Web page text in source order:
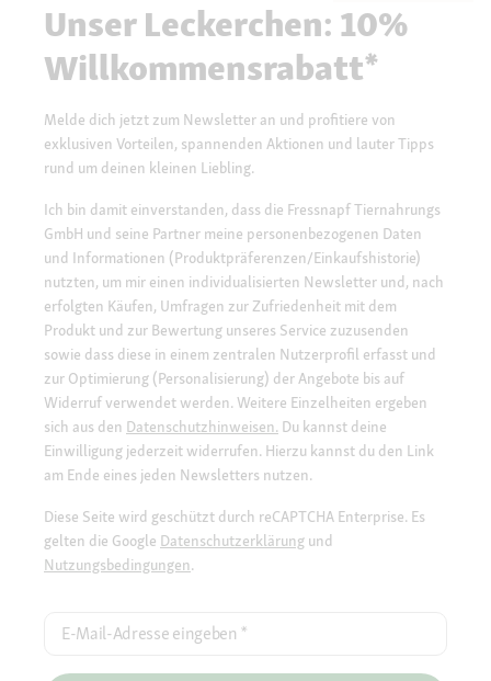
Unser Leckerchen: 10%
Willkommensrabatt*
Melde dich jetzt zum Newsletter an und profitiere von
exklusiven Vorteilen, spannenden Aktionen und lauter Tipps
rund um deinen kleinen Liebling.
Ich bin damit einverstanden, dass die Fressnapf Tiernahrungs
GmbH und seine Partner meine personenbezogenen Daten
und Informationen (Produktpräferenzen/Einkaufshistorie)
nutzten, um mir einen individualisierten Newsletter und, nach
erfolgten Käufen, Umfragen zur Zufriedenheit mit dem
Produkt und zur Bewertung unseres Service zuzusenden
sowie dass diese in einem zentralen Nutzerprofil erfasst und
zur Optimierung (Personalisierung) der Angebote bis auf
Widerruf verwendet werden. Weitere Einzelheiten ergeben
sich aus den Datenschutzhinweisen. Du kannst deine
Einwilligung jederzeit widerrufen. Hierzu kannst du den Link
am Ende eines jeden Newsletters nutzen.
Diese Seite wird geschützt durch reCAPTCHA Enterprise. Es
gelten die Google Datenschutzerklärung und
Nutzungsbedingungen.
E-Mail-Adresse eingeben *